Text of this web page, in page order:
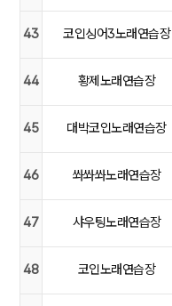
43 코인싱어3노래연습장
44 황제노래연습장
45 대박코인노래연습장
46 쏴쏴쏴노래연습장
47 샤우팅노래연습장
48 코인노래연습장